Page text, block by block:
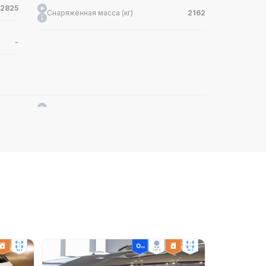
2825
Снаряжённая масса (кг) 2162
-
4wd ТОП 6 4wd